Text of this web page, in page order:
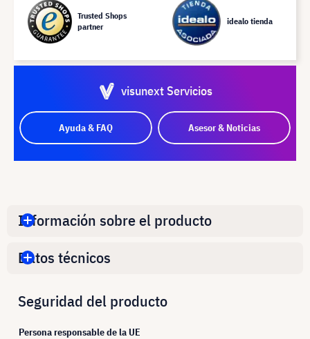
Trusted Shops
partner
idealo tienda
visunext Servicios
Ayuda & FAQ Asesor & Noticias
Información sobre el producto
Datos técnicos
Seguridad del producto
Persona responsable de la UE